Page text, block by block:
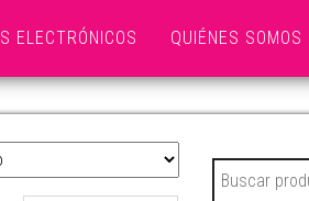
ELECTRÓNICOS QUIÉNES SOMOS
Buscar por: